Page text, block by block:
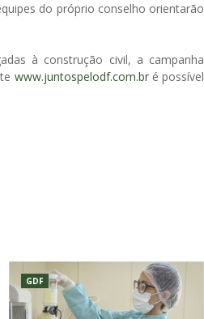
do próprio conselho orientarão
à construção civil, a campanha
www.juntospelodf.com.bré possível
GDF